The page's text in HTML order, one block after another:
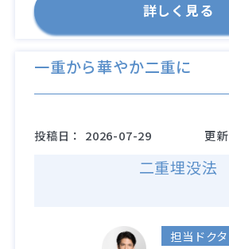
詳しく見る
一重から華やか二重に
投稿日： 2026-07-29 更新
二重埋没法
担当ドク